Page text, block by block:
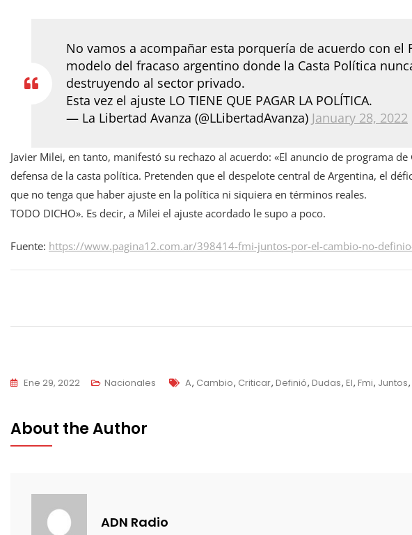
No vamos a acompañar esta porquería de acuerdo con el
modelo del fracaso argentino donde la Casta Política
destruyendo al sector privado.
Esta vez el ajuste LO TIENE QUE PAGAR LA POLÍTICA.
— La Libertad Avanza (@LLibertadAvanza) January 28, 2022
Javier Milei, en tanto, manifestó su rechazo al acuerdo: «El anuncio de programa
defensa de la casta política. Pretenden que el despelote central de Argentina, el
que no tenga que haber ajuste en la política ni siquiera en términos reales.
TODO DICHO». Es decir, a Milei el ajuste acordado le supo a poco.
Fuente: https://www.pagina12.com.ar/398414-fmi-juntos-por-el-cambio-no-
de
Ene 29, 2022 Nacionales Tags
A, Cambio, Criticar, Definió, Dudas, El, Fmi, Juntos,
About the Author
ADN Radio